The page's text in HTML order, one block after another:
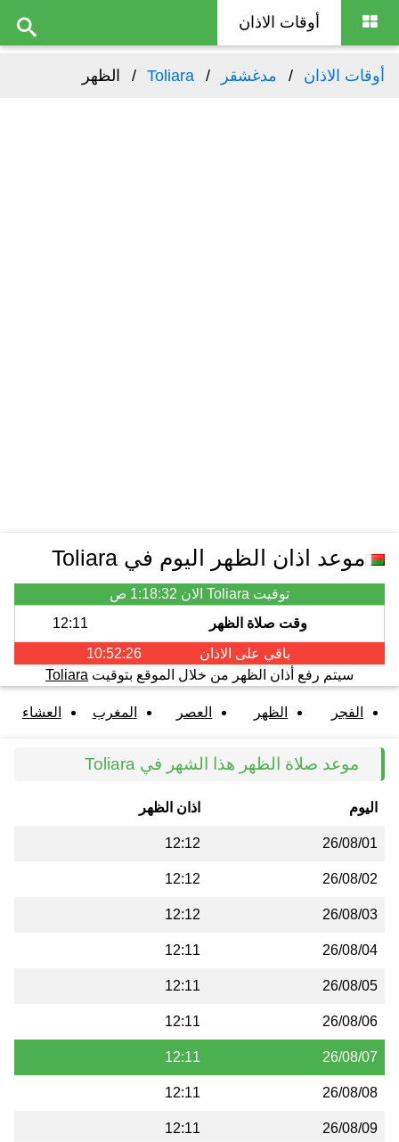
أوقات الاذان
أوقات الاذان مدغشقر Toliara الظهر
موعد اذان الظهر اليوم في Toliara
توقيت Toliara الان
1:18:32 ص
وقت صلاة الظهر
12:11
باقي على الاذان
10:52:26
سيتم رفع أذان الظهر من خلال الموقع بتوقيت Toliara
الفجر الظهر العصر المغرب العشاء
موعد صلاة الظهر هذا الشهر في Toliara
اليوم اذان الظهر
26/08/01
12:12
26/08/02
12:12
26/08/03
12:12
26/08/04
12:11
26/08/05
12:11
26/08/06
12:11
26/08/07
12:11
26/08/08
12:11
26/08/09
12:11